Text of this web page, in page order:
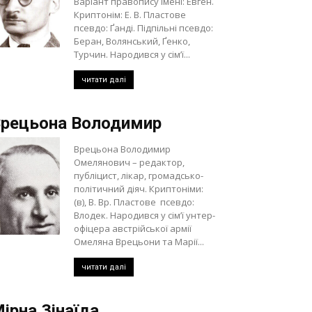
Криптонім: Е. В. Пластове
псевдо: Ґанді. Підпільні псевдо:
Беран, Волянський, Ґенко,
Турчин. Народився у сім’ї...
читати далі
Володимир
Врецьона Володимир
Омелянович – редактор,
публіцист, лікар, громадсько-
політичний діяч. Криптоніми:
(в), В. Вр. Пластове псевдо:
Влодек. Народився у сім’ї унтер-
офіцера австрійської армії
Омеляна Врецьони та Марії...
читати далі